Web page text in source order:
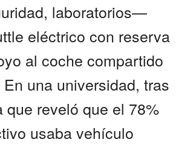
laboratorios—
eléctrico con reserva
al coche compartido
una universidad, tras
que reveló que el 78%
usaba vehículo